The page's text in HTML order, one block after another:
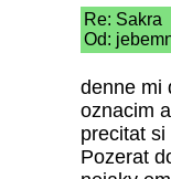
Re: Sakra
Od:
denne mi
oznacim
precitat
Pozerat